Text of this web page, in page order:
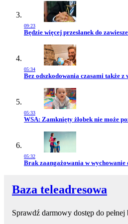
09:23
Przejdź do artykułu:
Będzie więcej przesłanek do
05:34
Przejdź do artykułu:
Bez odszkodowania czasami także
05:33
Przejdź do artykułu:
WSA: Zamknięty żłobek nie może
05:32
Przejdź do artykułu:
Brak zaangażowania w wychowanie
Baza teleadresowa
Sprawdź darmowy dostęp do